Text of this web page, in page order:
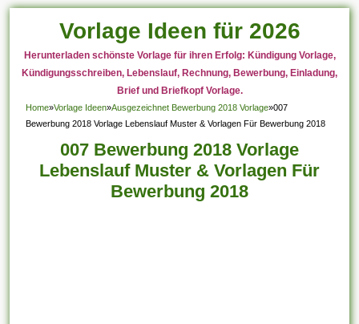
Vorlage Ideen für 2026
Herunterladen schönste Vorlage für ihren Erfolg: Kündigung Vorlage,
Kündigungsschreiben, Lebenslauf, Rechnung, Bewerbung, Einladung,
Brief und Briefkopf Vorlage.
Home»Vorlage Ideen»Ausgezeichnet Bewerbung 2018 Vorlage»007
Bewerbung 2018 Vorlage Lebenslauf Muster & Vorlagen Für Bewerbung 2018
007 Bewerbung 2018 Vorlage
Lebenslauf Muster & Vorlagen Für
Bewerbung 2018